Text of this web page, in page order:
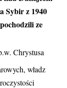
Sybir z 1940
ze
Chrystusa
władz